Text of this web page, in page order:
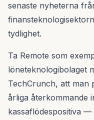
senaste nyheterna
tydlighet.
Ta Remote som
löneteknologibolaget
TechCrunch, att man
årliga återkommande
kassaflödespositiva